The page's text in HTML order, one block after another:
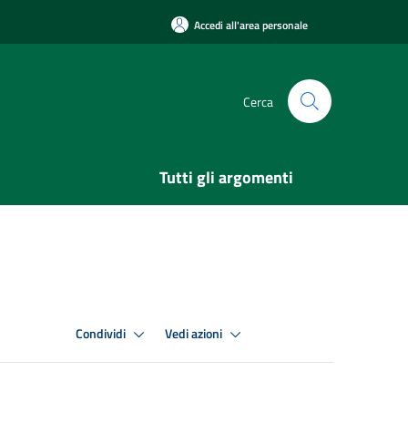
Accedi all'area personale
Cerca
Tutti gli argomenti
Condividi Vedi azioni